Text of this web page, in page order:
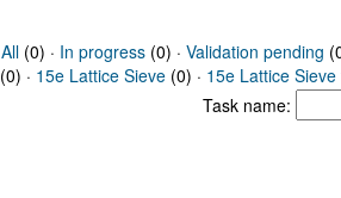
All(0) · In progress(0) · Validation pending
(0) · 15e Lattice Sieve (0) · 15e Lattice
Task name: